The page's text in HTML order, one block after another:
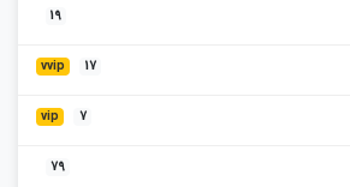
19
vvip 17
vip 7
79